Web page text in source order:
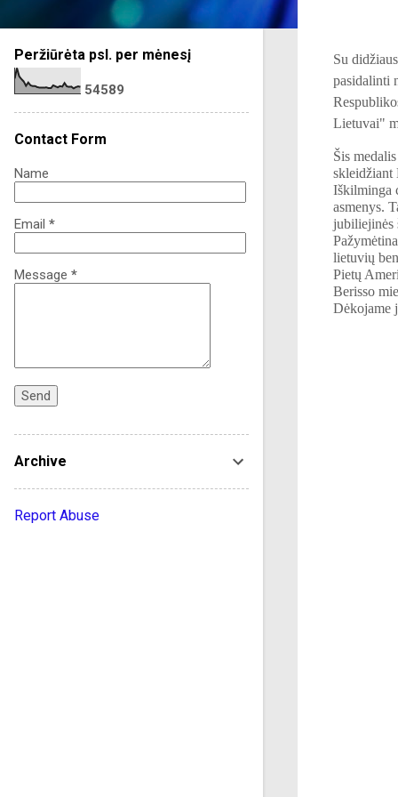
Su
pasidalinti
Lietuvai"
Šis
skleidžiant
Iškilminga
asmenys.
jubiliejinės
lietuvių
Pietų
Berisso
Dėkojame
Peržiūrėta psl. per mėnesį
54589
Contact Form
Name
Email *
Message *
Archive
Report Abuse